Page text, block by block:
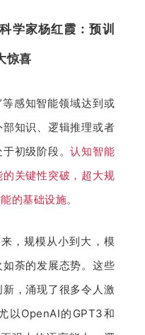
学家杨红霞：预训
惊喜
感知智能领域达到或
知识、逻辑推理或者
初级阶段。认知智能
关键性突破，超大规
的基础设施。
，规模从小到大，模
荼的发展态势。这些
，涌现了很多令人激
以OpenAI的GPT3和